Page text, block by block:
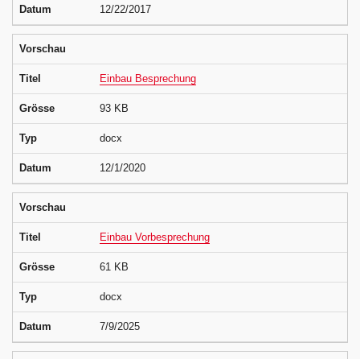
Datum 12/22/2017
Vorschau
Titel Einbau Besprechung
Grösse 93 KB
Typ docx
Datum 12/1/2020
Vorschau
Titel Einbau Vorbesprechung
Grösse 61 KB
Typ docx
Datum 7/9/2025